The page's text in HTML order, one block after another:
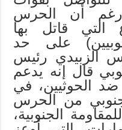
رغم أن الحرس
التي قاتل بها
على حد
الزبيدي رئيس
قال إنه يدعم
الحوثيين، في
من الحرس
الجنوبية،